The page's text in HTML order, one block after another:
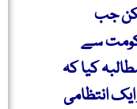
جب
سے
کیا کہ
انتظامی